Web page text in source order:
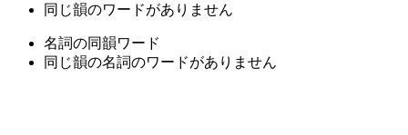
同じ韻のワードがありません
名詞の同韻ワード
同じ韻の名詞のワードがありません